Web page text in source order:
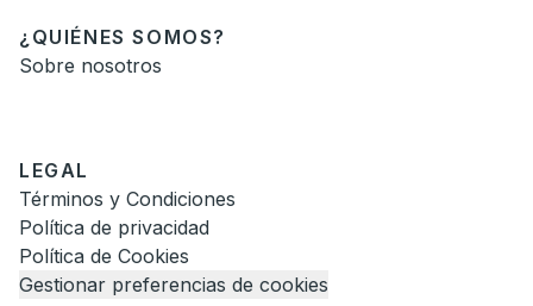
¿QUIÉNES SOMOS?
Sobre nosotros
LEGAL
Términos y Condiciones
Política de privacidad
Política de Cookies
Gestionar preferencias de cookies